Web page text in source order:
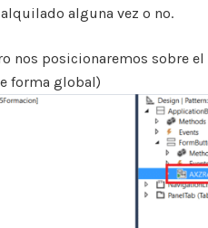
alguna vez o no.
nos posicionaremos sobre
forma global)